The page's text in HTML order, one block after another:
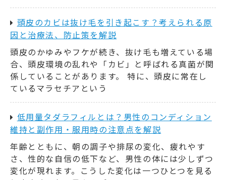
頭皮のカビは抜け毛を引き起こす？考えられる原
因と治療法、防止策を解説
頭皮のかゆみやフケが続き、抜け毛も増えている場
合、頭皮環境の乱れや「カビ」と呼ばれる真菌が関
係していることがあります。 特に、頭皮に常在し
ているマラセチアという
低用量タダラフィルとは？男性のコンディション
維持と副作用・服用時の注意点を解説
年齢とともに、朝の調子や排尿の変化、疲れやす
さ、性的な自信の低下など、男性の体には少しずつ
変化が現れます。こうした変化は一つひとつを見る